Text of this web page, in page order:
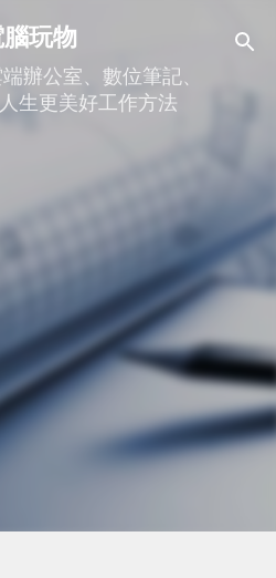
主要內容
腦玩物
辦公室、數位筆記、
生更美好工作方法